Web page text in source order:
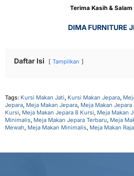
Terima Kasih & Salam
DIMA FURNITURE
Daftar Isi Tampilkan
Tags: Kursi Makan Jati, Kursi Makan Jepara,
Jepara, Meja Makan Jepara, Meja Makan Jepara
Kursi, Meja Makan Jepara 8 Kursi, Meja Makan
Minimalis, Meja Makan Jepara Terbaru, Meja
Mewah, Meja Makan Minimalis, Meja Makan